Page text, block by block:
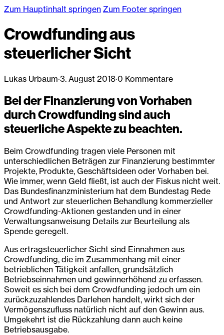
Zum Hauptinhalt springen Zum Footer springen
Crowdfunding aus
steuerlicher Sicht
Lukas Urbaum·3. August 2018·0 Kommentare
Bei der Finanzierung von Vorhaben
durch Crowdfunding sind auch
steuerliche Aspekte zu beachten.
Beim Crowdfunding tragen viele Personen mit
unterschiedlichen Beträgen zur Finanzierung bestimmter
Projekte, Produkte, Geschäftsideen oder Vorhaben bei.
Wie immer, wenn Geld fließt, ist auch der Fiskus nicht weit.
Das Bundesfinanzministerium hat dem Bundestag Rede
und Antwort zur steuerlichen Behandlung kommerzieller
Crowdfunding-Aktionen gestanden und in einer
Verwaltungsanweisung Details zur Beurteilung als
Spende geregelt.
Aus ertragsteuerlicher Sicht sind Einnahmen aus
Crowdfunding, die im Zusammenhang mit einer
betrieblichen Tätigkeit anfallen, grundsätzlich
Betriebseinnahmen und gewinnerhöhend zu erfassen.
Soweit es sich bei dem Crowdfunding jedoch um ein
zurückzuzahlendes Darlehen handelt, wirkt sich der
Vermögenszufluss natürlich nicht auf den Gewinn aus.
Umgekehrt ist die Rückzahlung dann auch keine
Betriebsausgabe.